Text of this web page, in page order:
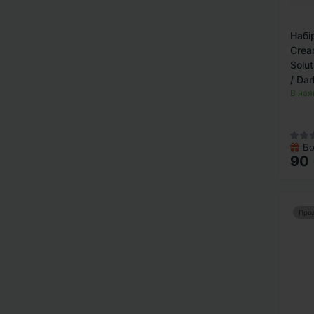
/
В
90